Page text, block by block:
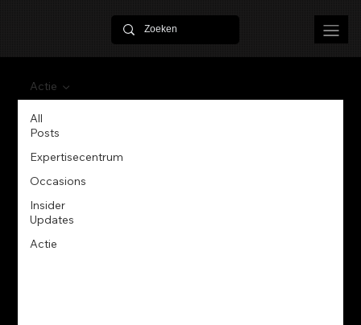
All
Posts
Expertisecentrum
Occasions
Insider
Updates
Actie
Actie